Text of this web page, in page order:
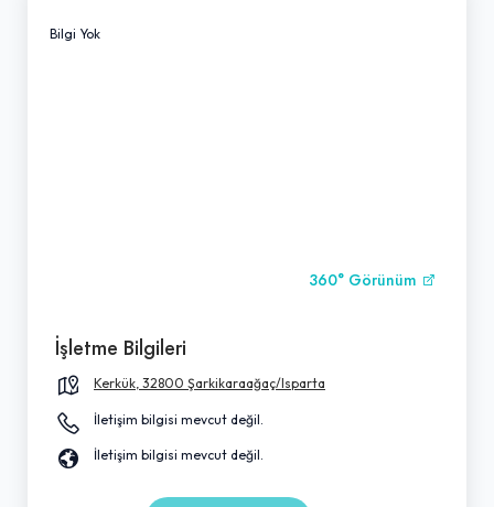
Bilgi Yok
360° Görünüm
İşletme Bilgileri
Kerkük, 32800 Şarkikaraağaç/Isparta
İletişim bilgisi mevcut değil.
İletişim bilgisi mevcut değil.